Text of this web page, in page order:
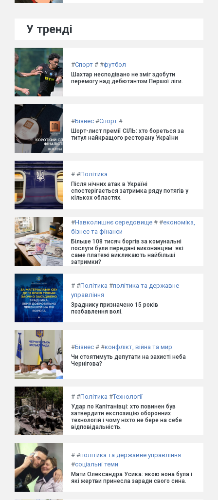
У тренді
#Спорт # #футбол
Шахтар несподівано не зміг здобути
перемогу над дебютантом Першої ліги.
#Бізнес #Спорт #
Шорт-лист премії СІЛЬ: хто бореться за
титул найкращого ресторану України
# #Політика
Після нічних атак в Україні
спостерігається затримка ряду потягів у
кількох областях.
#Навколишнє середовище # #економіка,
бізнес та фінанси
Більше 108 тисяч боргів за комунальні
послуги були передані виконавцям: які
саме платежі викликають найбільші
затримки?
# #Політика #політика та державне
управління
Зраднику призначено 15 років
позбавлення волі.
#Бізнес # #конфлікт, війна та мир
Чи стоятимуть депутати на захисті неба
Чернігова?
# #Політика #Технології
Удар по Капітанівці: хто повинен був
затвердити експозицію оборонних
технологій і чому ніхто не бере на себе
відповідальність.
# #політика та державне управління
#соціальні теми
Мати Олександра Усика: якою вона була і
які жертви принесла заради свого сина.